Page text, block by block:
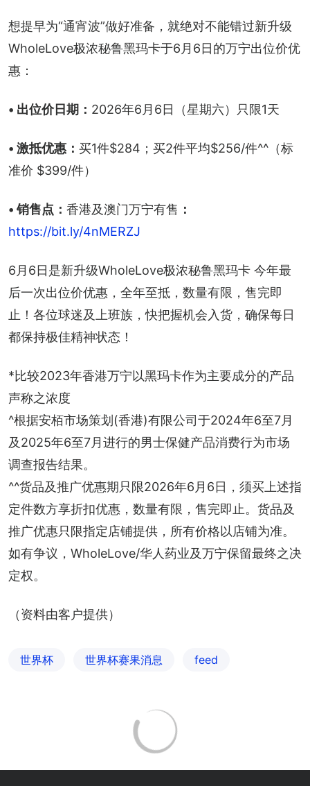
想提早为“通宵波”做好准备，就绝对不能错过新升级
WholeLove极浓秘鲁黑玛卡于6月6日的万宁出位价优
惠：
• 出位价日期： 2026年6月6日（星期六）只限1天
• 激抵优惠： 买1件$284；买2件平均$256/件^^（标
准价 $399/件）
• 销售点： 香港及澳门万宁有售 ：
https://bit.ly/4nMERZJ
6月6日是新升级WholeLove极浓秘鲁黑玛卡 今年最
后一次出位价优惠，全年至抵，数量有限，售完即
止！各位球迷及上班族，快把握机会入货，确保每日
都保持极佳精神状态！
*比较2023年香港万宁以黑玛卡作为主要成分的产品
声称之浓度
^根据安栢市场策划(香港)有限公司于2024年6至7月
及2025年6至7月进行的男士保健产品消费行为市场
调查报告结果。
^^货品及推广优惠期只限2026年6月6日，须买上述指
定件数方享折扣优惠，数量有限，售完即止。货品及
推广优惠只限指定店铺提供，所有价格以店铺为准。
如有争议，WholeLove/华人药业及万宁保留最终之决
定权。
（资料由客户提供）
世界杯 世界杯赛果消息 feed